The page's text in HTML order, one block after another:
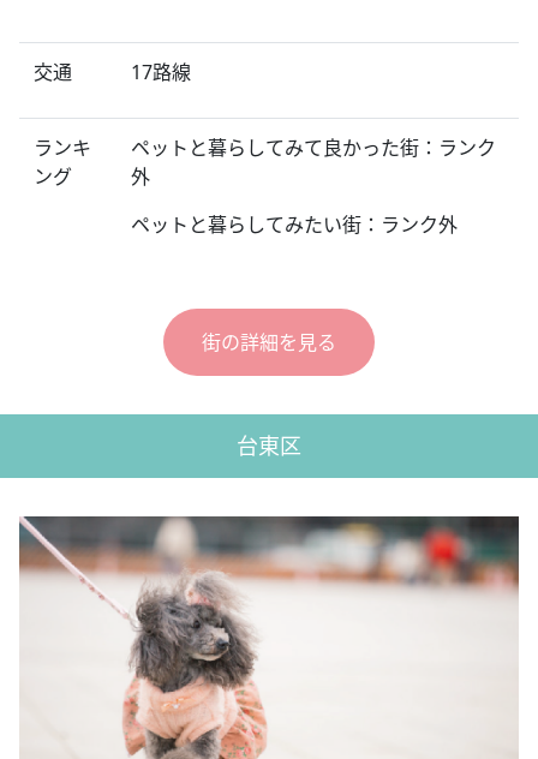
交通 17路線
ランキ
ング
ペットと暮らしてみて良かった街：ランク
外
ペットと暮らしてみたい街：ランク外
街の詳細を見る
台東区